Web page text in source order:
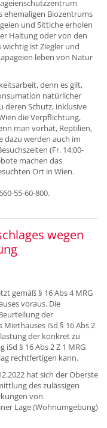
ehemaligen Biozentrums
und Sittiche erholen
Haltung oder von den
wichtig ist Ziegler und
leben von Natur
denn es gilt,
natürlicher
deren Schutz, inklusive
die Verpflichtung,
man vorhat, Reptilien,
dazu werden auch im
(Fr. 14:00-
machen das
Ort in Wien.
55-60-800.
wegen
gemäß § 16 Abs 4 MRG
voraus. Die
der
iSd § 16 Abs 2
der konkret zu
§ 16 Abs 2 Z 1 MRG
rechtfertigen kann.
hat sich der Oberste
des zulässigen
von
Lage (Wohnumgebung)